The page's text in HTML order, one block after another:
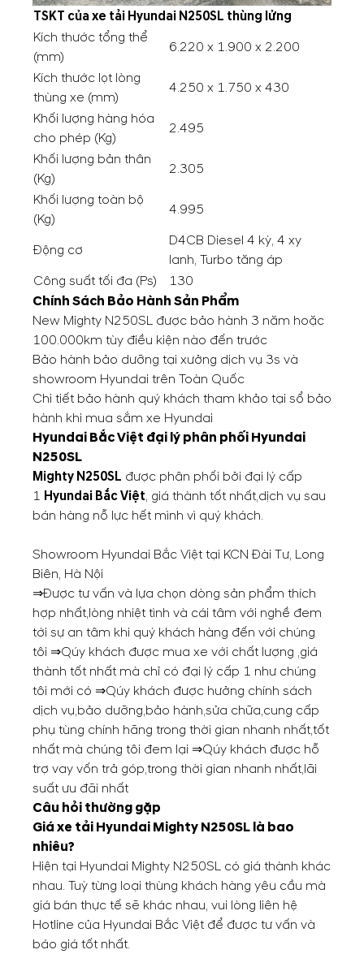
TSKT của xe tải Hyundai N250SL thùng lửng
Kích thước tổng thể
(mm)
6.220 x 1.900 x 2.200
Kích thước lọt lòng
thùng xe (mm)
4.250 x 1.750 x 430
Khối lượng hàng hóa
cho phép (Kg)
2.495
Khối lượng bản thân
(Kg)
2.305
Khối lượng toàn bộ
(Kg)
4.995
Động cơ
D4CB Diesel 4 kỳ, 4 xy
lanh, Turbo tăng áp
Công suất tối đa (Ps)
130
Chính Sách Bảo Hành Sản Phẩm
New Mighty N250SL được bảo hành 3 năm hoặc
100.000km tùy điều kiện nào đến trước
Bảo hành bảo dưỡng tại xưởng dịch vụ 3s và
showroom Hyundai trên Toàn Quốc
Chi tiết bảo hành quý khách tham khảo tại sổ bảo
hành khi mua sắm xe Hyundai
Hyundai Bắc Việt đại lý phân phối Hyundai
N250SL
Mighty N250SL được phân phối bởi đại lý cấp
1 Hyundai Bắc Việt, giá thành tốt nhất,dịch vụ sau
bán hàng nỗ lực hết mình vì quý khách.
Showroom Hyundai Bắc Việt tại KCN Đài Tư, Long
Biên, Hà Nội
⇒Được tư vấn và lựa chọn dòng sản phẩm thích
hợp nhất,lòng nhiệt tình và cái tâm với nghề đem
tới sự an tâm khi quý khách hàng đến với chúng
tôi ⇒Qúy khách được mua xe với chất lượng ,giá
thành tốt nhất mà chỉ có đại lý cấp 1 như chúng
tôi mới có ⇒Qúy khách được hưởng chính sách
dịch vụ,bảo dưỡng,bảo hành,sửa chữa,cung cấp
phụ tùng chính hãng trong thời gian nhanh nhất,tốt
nhất mà chúng tôi đem lại ⇒Qúy khách được hỗ
trợ vay vốn trả góp,trong thời gian nhanh nhất,lãi
suất ưu đãi nhất
Câu hỏi thường gặp
Giá xe tải Hyundai Mighty N250SL là bao
nhiêu?
Hiện tại Hyundai Mighty N250SL có giá thành khác
nhau. Tuỳ từng loại thùng khách hàng yêu cầu mà
giá bán thực tế sẽ khác nhau, vui lòng liên hệ
Hotline của Hyundai Bắc Việt để được tư vấn và
báo giá tốt nhất.